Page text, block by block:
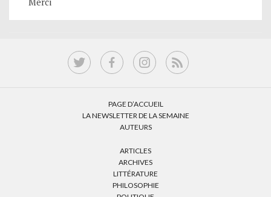
PAGE D’ACCUEIL
LA NEWSLETTER DE LA SEMAINE
AUTEURS
ARTICLES
ARCHIVES
LITTÉRATURE
PHILOSOPHIE